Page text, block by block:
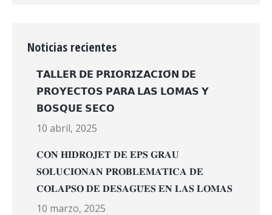
Noticias recientes
𝗧𝗔𝗟𝗟𝗘𝗥 𝗗𝗘 𝗣𝗥𝗜𝗢𝗥𝗜𝗭𝗔𝗖𝗜𝗢́𝗡 𝗗𝗘
𝗣𝗥𝗢𝗬𝗘𝗖𝗧𝗢𝗦 𝗣𝗔𝗥𝗔 𝗟𝗔𝗦 𝗟𝗢𝗠𝗔𝗦 𝗬
𝗕𝗢𝗦𝗤𝗨𝗘 𝗦𝗘𝗖𝗢
10 abril, 2025
𝐂𝐎𝐍 𝐇𝐈𝐃𝐑𝐎𝐉𝐄𝐓 𝐃𝐄 𝐄𝐏𝐒 𝐆𝐑𝐀𝐔
𝐒𝐎𝐋𝐔𝐂𝐈𝐎𝐍𝐀𝐍 𝐏𝐑𝐎𝐁𝐋𝐄𝐌𝐀́𝐓𝐈𝐂𝐀 𝐃𝐄
𝐂𝐎𝐋𝐀𝐏𝐒𝐎 𝐃𝐄 𝐃𝐄𝐒𝐀𝐆𝐔̈𝐄𝐒 𝐄𝐍 𝐋𝐀𝐒 𝐋𝐎𝐌𝐀𝐒
10 marzo, 2025